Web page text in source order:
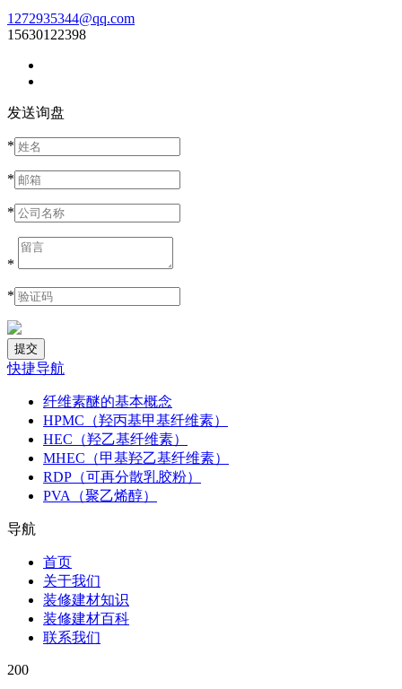
1272935344@qq.com
15630122398
发送询盘
*
*
*
*
*
快捷导航
纤维素醚的基本概念
HPMC（羟丙基甲基纤维素）
HEC（羟乙基纤维素）
MHEC（甲基羟乙基纤维素）
RDP（可再分散乳胶粉）
PVA（聚乙烯醇）
导航
首页
关于我们
装修建材知识
装修建材百科
联系我们
200